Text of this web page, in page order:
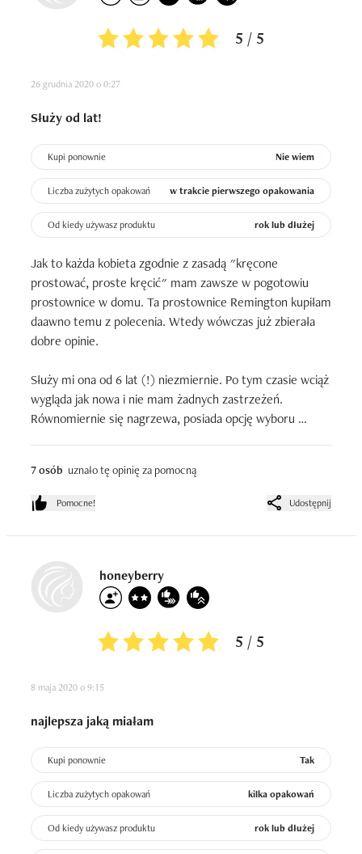
często z tej funkcji korzystała to nie powiem. Mam zbyt
wrażliwa na gorąca parę skórę głowy. Poza tym
prostownica jest dobrze wyprofilowana, ma duży zakres
kręcić włosy.
5 / 5
26 grudnia 2020 o 0:27
Służy od lat!
Kupi ponownie Nie wiem
Liczba zużytych opakowań w trakcie pierwszego opakowania
Od kiedy używasz produktu rok lub dłużej
Jak to każda kobieta zgodnie z zasadą "kręcone
prostować, proste kręcić" mam zawsze w pogotowiu
prostownice w domu. Ta prostownice Remington kupiłam
daawno temu z polecenia. Wtedy wówczas już zbierała
dobre opinie.
Służy mi ona od 6 lat (!) niezmiernie. Po tym czasie wciąż
wygląda jak nowa i nie mam żadnych zastrzeżeń.
Równomiernie się nagrzewa, posiada opcję wyboru
i nie wiem czy kiedykolwiek mnie zawiodła. Szczerze
polecam wszystkim. Powoli rozglądam się za nową
perełką, jednak ciężko będzie znaleźć godnego zastępcę
:))
7 osób uznało tę opinię za pomocną
Pomocne! Udostępnij
honeyberry
5 / 5
8 maja 2020 o 9:15
najlepsza jaką miałam
Kupi ponownie Tak
Liczba zużytych opakowań kilka opakowań
Od kiedy używasz produktu rok lub dłużej